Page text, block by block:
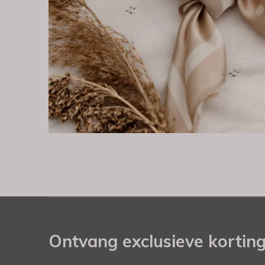
Ontvang exclusieve